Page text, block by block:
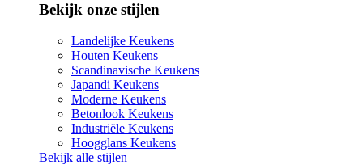
Bekijk onze stijlen
Landelijke Keukens
Houten Keukens
Scandinavische Keukens
Japandi Keukens
Moderne Keukens
Betonlook Keukens
Industriële Keukens
Hoogglans Keukens
Bekijk alle stijlen